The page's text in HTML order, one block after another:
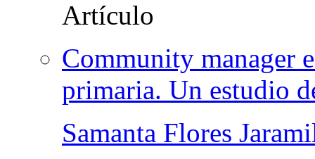
Community manager
primaria. Un estudio
Samanta Flores